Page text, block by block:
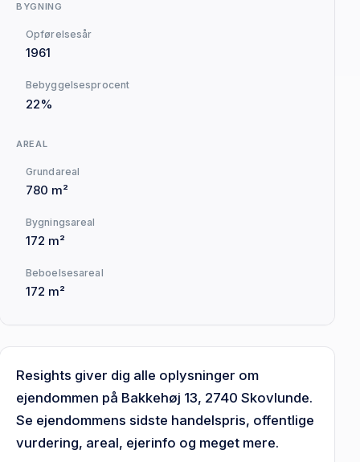
BYGNING
Opførelsesår
1961
Bebyggelsesprocent
22%
AREAL
Grundareal
780 m²
Bygningsareal
172 m²
Beboelsesareal
172 m²
Resights giver dig alle oplysninger om
ejendommen på Bakkehøj 13, 2740 Skovlunde.
Se ejendommens sidste handelspris, offentlige
vurdering, areal, ejerinfo og meget mere.